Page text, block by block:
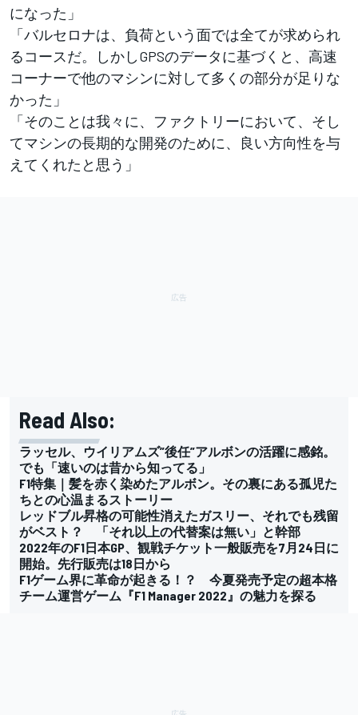
になった」
「バルセロナは、負荷という面では全てが求められ
るコースだ。しかしGPSのデータに基づくと、高速
コーナーで他のマシンに対して多くの部分が足りな
かった」
「そのことは我々に、ファクトリーにおいて、そし
てマシンの長期的な開発のために、良い方向性を与
えてくれたと思う」
Read Also:
ラッセル、ウイリアムズ”後任”アルボンの活躍に感銘。
でも「速いのは昔から知ってる」
F1特集｜髪を赤く染めたアルボン。その裏にある孤児た
ちとの心温まるストーリー
レッドブル昇格の可能性消えたガスリー、それでも残留
がベスト？ 「それ以上の代替案は無い」と幹部
2022年のF1日本GP、観戦チケット一般販売を7月24日に
開始。先行販売は18日から
F1ゲーム界に革命が起きる！？ 今夏発売予定の超本格
チーム運営ゲーム『F1 Manager 2022』の魅力を探る